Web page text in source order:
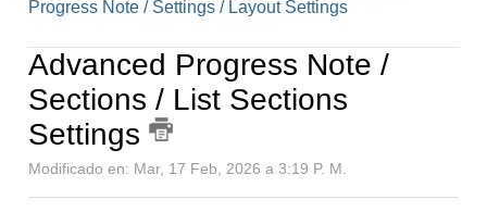
Progress Note / Settings / Layout Settings
Advanced Progress Note /
Sections / List Sections
Settings
Modificado en: Mar, 17 Feb, 2026 a 3:19 P. M.